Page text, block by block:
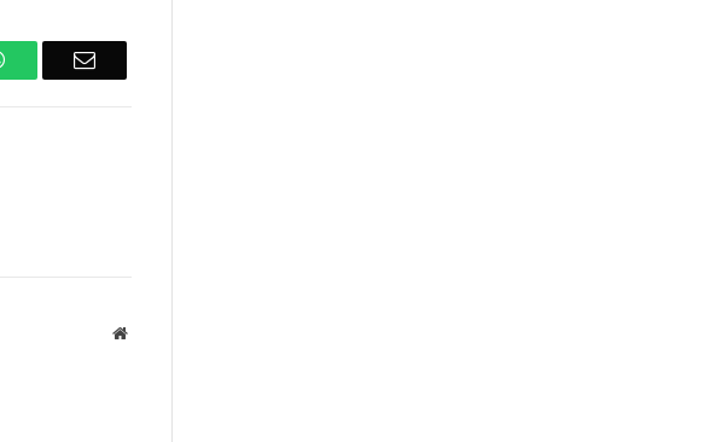
WhatsAppEmail
Website